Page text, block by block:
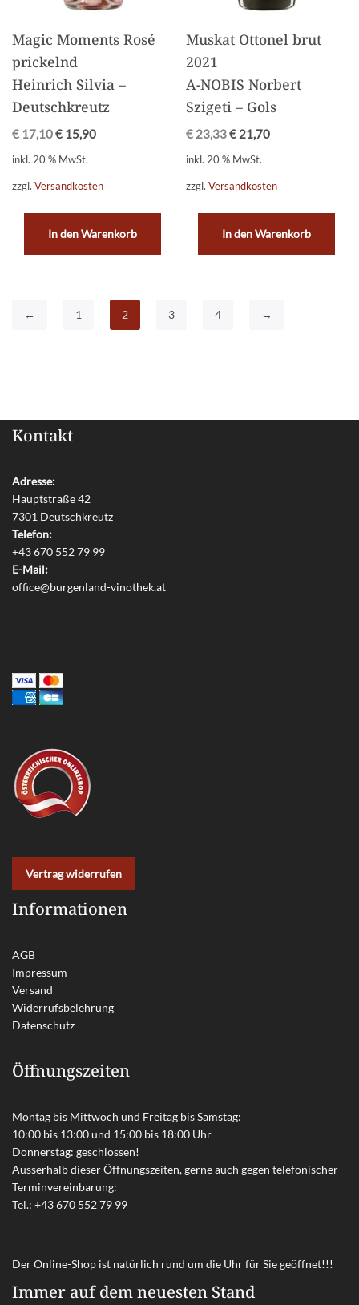
Magic Moments Rosé
prickelnd
Heinrich Silvia –
Deutschkreutz
€17,10€ 15,90
inkl. 20 % MwSt.
zzgl. Versandkosten
In den Warenkorb
Muskat Ottonel brut
2021
A-NOBIS Norbert
Szigeti – Gols
€23,33€ 21,70
inkl. 20 % MwSt.
zzgl.Versandkosten
In den Warenkorb
← 1 2 3 4 →
Kontakt
Adresse:
Hauptstraße 42
7301 Deutschkreutz
Telefon:
+43 670 552 79 99
E-Mail:
office@burgenland-vinothek.at
Vertrag widerrufen
Informationen
AGB
Impressum
Versand
Widerrufsbelehrung
Datenschutz
Öffnungszeiten
Montag bis Mittwoch und Freitag bis Samstag:
10:00 bis 13:00 und 15:00 bis 18:00 Uhr
Donnerstag: geschlossen!
Ausserhalb dieser Öffnungszeiten, gerne auch gegen telefonischer
Terminvereinbarung:
Tel.: +43 670 552 79 99
Der Online-Shop ist natürlich rund um die Uhr für Sie geöffnet!!!
Immer auf dem neuesten Stand